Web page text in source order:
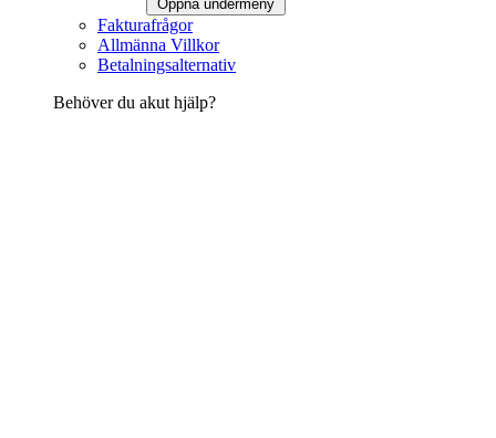
Öppna undermeny
Fakturafrågor
Allmänna Villkor
Betalningsalternativ
Behöver du akut hjälp?